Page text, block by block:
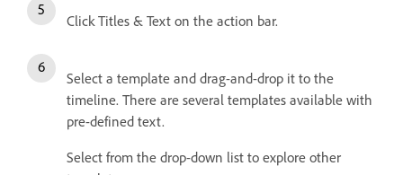
Click Titles & Text on the action bar.
Select a template and drag-and-drop it to the
timeline. There are several templates available with
pre-defined text.
Select from the drop-down list to explore other